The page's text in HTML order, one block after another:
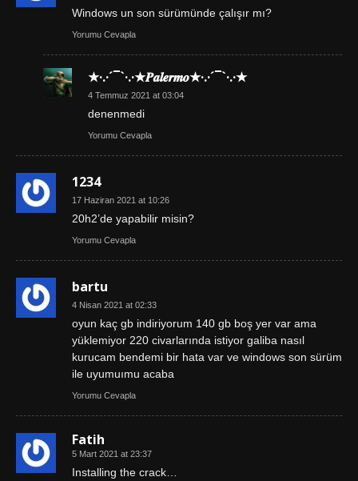
Windows un son sürümünde çalışır mı?
Yorumu Cevapla
★·.·´¯`·.·★𝑷𝒂𝒍𝒆𝒓𝒎𝒐★·.·´¯`·.·★
4 Temmuz 2021 at 03:04
denenmedi
Yorumu Cevapla
1234
17 Haziran 2021 at 10:26
20h2’de yapabilir misin?
Yorumu Cevapla
bartu
4 Nisan 2021 at 02:33
oyun kaç gb indiriyorum 140 gb boş yer var ama
yüklemiyor 220 civarlarında istiyor galiba nasıl
kurucam bendemi bir hata var ve windows son sürüm
ile uyumuımu acaba
Yorumu Cevapla
Fatih
5 Mart 2021 at 23:37
Installing the crack…